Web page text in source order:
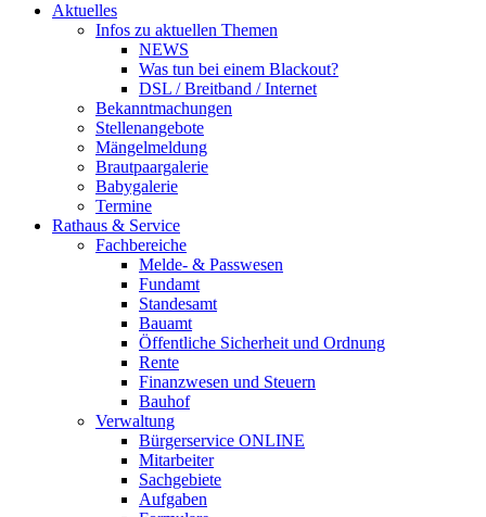
Aktuelles
Infos zu aktuellen Themen
NEWS
Was tun bei einem Blackout?
DSL / Breitband / Internet
Bekanntmachungen
Stellenangebote
Mängelmeldung
Brautpaargalerie
Babygalerie
Termine
Rathaus & Service
Fachbereiche
Melde- & Passwesen
Fundamt
Standesamt
Bauamt
Öffentliche Sicherheit und Ordnung
Rente
Finanzwesen und Steuern
Bauhof
Verwaltung
Bürgerservice ONLINE
Mitarbeiter
Sachgebiete
Aufgaben